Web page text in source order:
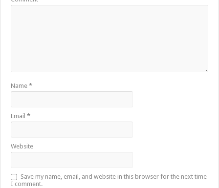
Name*
Email*
Website
Save my name, email, and website in this browser for the next time
I comment.